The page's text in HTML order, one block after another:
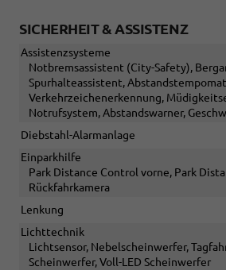
SICHERHEIT & ASSISTENZ
Assistenzsysteme
Notbremsassistent (City-Safety),
Spurhalteassistent,
Verkehrzeichenerkennung,
Notrufsystem, Abstandswarner,
Diebstahl-Alarmanlage
Einparkhilfe
Park Distance Control vorne, Park
Rückfahrkamera
Lenkung
Lichttechnik
Lichtsensor, Nebelscheinwerfer,
Scheinwerfer, Voll-LED Scheinwerfer